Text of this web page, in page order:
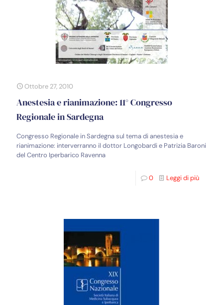
Ottobre 27, 2010
Anestesia e rianimazione: 11° Congresso
Regionale in Sardegna
Congresso Regionale in Sardegna sul tema di anestesia e
rianimazione: interverranno il dottor Longobardi e Patrizia Baroni
del Centro Iperbarico Ravenna
0 Leggi di più